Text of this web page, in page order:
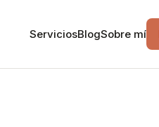
ServiciosBlogSobre mí